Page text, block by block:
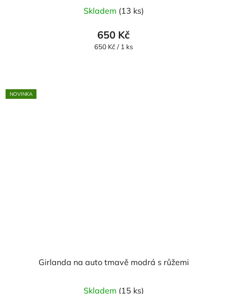
Skladem (13 ks)
650 Kč
Měrná
650 Kč / 1 ks
NOVINKA
Girlanda na auto tmavě modrá s růžemi
Skladem (15 ks)